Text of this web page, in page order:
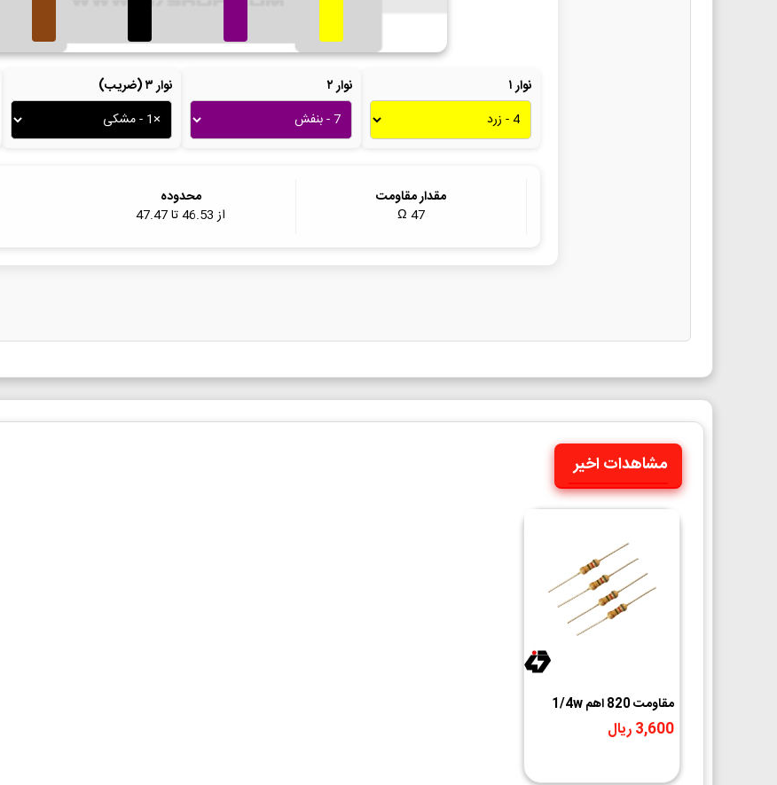
نوار ۱ نوار ۲ نوار ۳ (ضریب)
مقدار مقاومت
47
محدوده
از46.53تا47.47
مشاهدات اخیر
مقاومت 820 اهم 1/4w
3,600 ریال